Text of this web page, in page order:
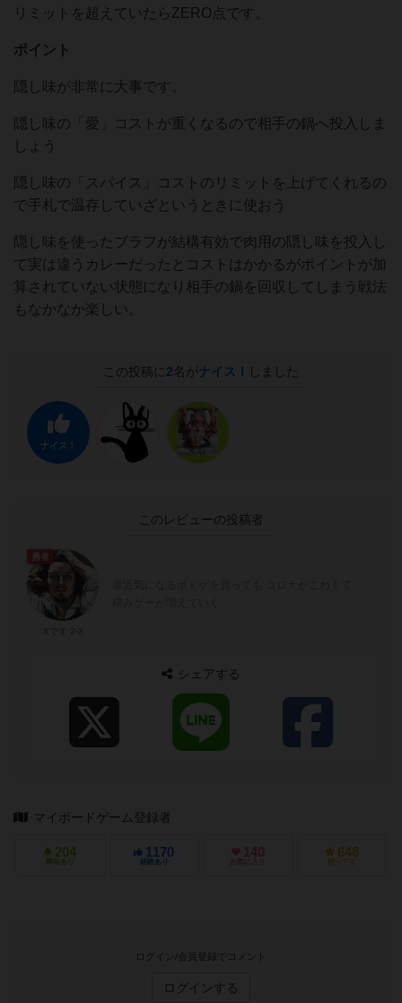
リミットを超えていたらZERO点です。
ポイント
隠し味が非常に大事です。
隠し味の「愛」コストが重くなるので相手の鍋へ投入しま
しょう
隠し味の「スパイス」コストのリミットを上げてくれるの
で手札で温存していざというときに使おう
隠し味を使ったブラフが結構有効で肉用の隠し味を投入し
て実は違うカレーだったとコストはかかるがポイントが加
算されていない状態になり相手の鍋を回収してしまう戦法
もなかなか楽しい。
この投稿に 2名がナイス！ しました
ナイス！
このレビューの投稿者
シェアする
マイボードゲーム登録者
204
興味あり
1170
経験あり
140
お気に入り
648
持ってる
ログイン/会員登録でコメント
ログインする